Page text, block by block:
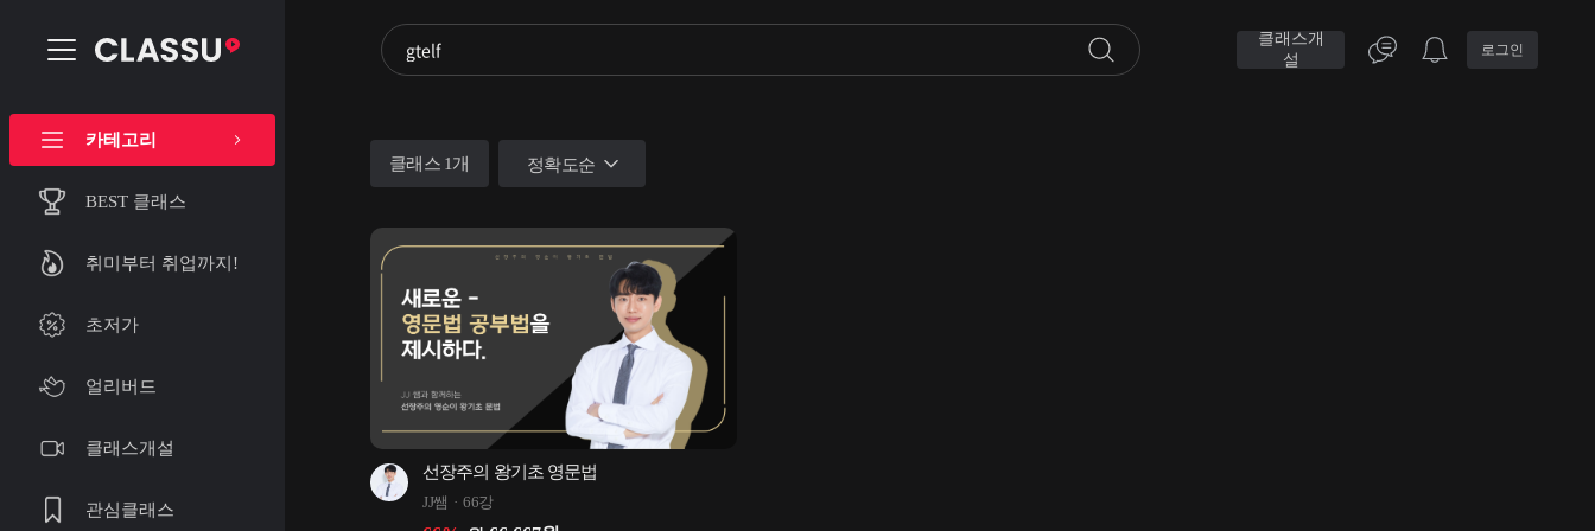
클래스개
설
로그인
카테고리
BEST 클래스
취미부터 취업까지!
초저가
얼리버드
클래스개설
관심클래스
클래스 1개 정확도순
선장주의 왕기초 영문법
JJ쌤 66강